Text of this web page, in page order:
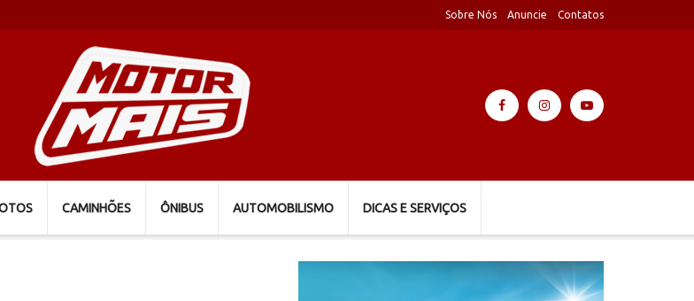
Sobre Nós Anuncie Contatos
CAMINHÕES ÔNIBUS AUTOMOBILISMO DICAS E SERVIÇOS